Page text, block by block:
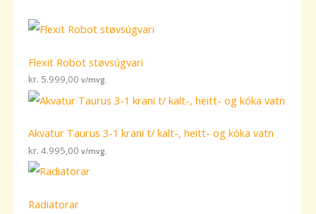
Flexit Robot støvsúgvari
kr. 5.999,00 v/mvg.
Akvatur Taurus 3-1 krani t/ kalt-, heitt- og kóka vatn
kr. 4.995,00 v/mvg.
Radiatorar